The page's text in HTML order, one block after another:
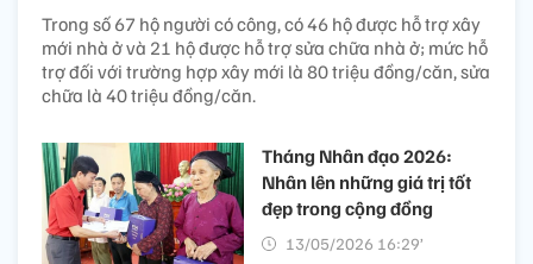
Trong số 67 hộ người có công, có 46 hộ được hỗ trợ xây
mới nhà ở và 21 hộ được hỗ trợ sửa chữa nhà ở; mức hỗ
trợ đối với trường hợp xây mới là 80 triệu đồng/căn, sửa
chữa là 40 triệu đồng/căn.
Tháng Nhân đạo 2026:
Nhân lên những giá trị tốt
đẹp trong cộng đồng
13/05/2026 16:29’